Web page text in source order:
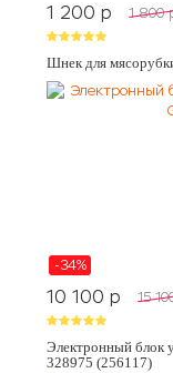
1 200 p 1 800
Шнек для
-34%
10 100 p 15
Электронный блок
328975 (256117)